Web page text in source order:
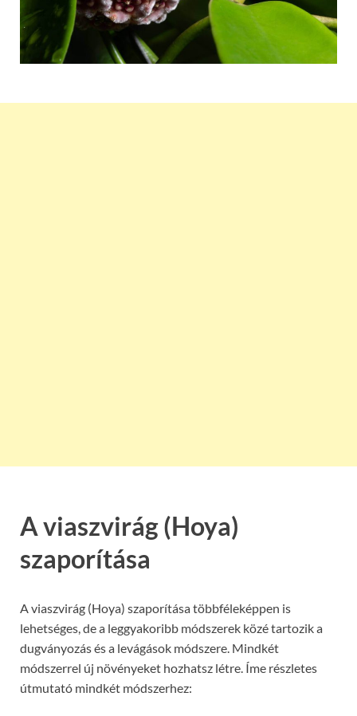
A viaszvirág (Hoya)
szaporítása
A viaszvirág (Hoya) szaporítása többféleképpen is
lehetséges, de a leggyakoribb módszerek közé tartozik a
dugványozás és a levágások módszere. Mindkét
módszerrel új növényeket hozhatsz létre. Íme részletes
útmutató mindkét módszerhez: